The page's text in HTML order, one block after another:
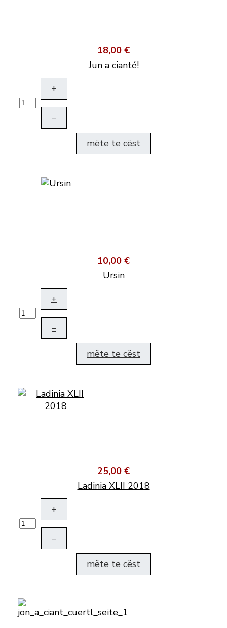
18,00 €
Jun a cianté!
+
–
mëte te cëst
10,00 €
Ursin
+
–
mëte te cëst
25,00 €
Ladinia XLII 2018
+
–
mëte te cëst